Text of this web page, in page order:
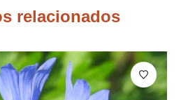
relacionados